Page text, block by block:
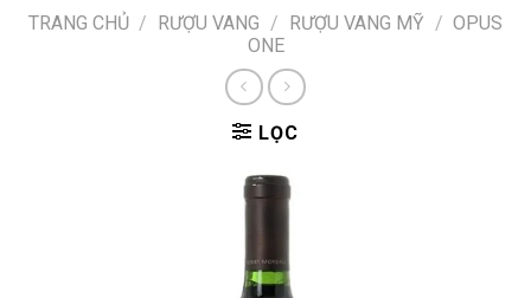
TRANG CHỦ / RƯỢU VANG / RƯỢU VANG MỸ / OPUS
ONE
LỌC